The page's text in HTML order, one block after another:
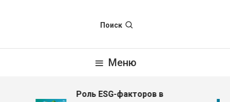
Поиск
Меню
Роль ESG-факторов в